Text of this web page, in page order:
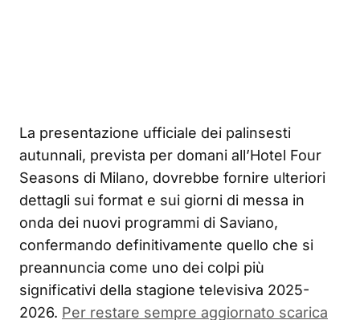
La presentazione ufficiale dei palinsesti
autunnali, prevista per domani all’Hotel Four
Seasons di Milano, dovrebbe fornire ulteriori
dettagli sui format e sui giorni di messa in
onda dei nuovi programmi di Saviano,
confermando definitivamente quello che si
preannuncia come uno dei colpi più
significativi della stagione televisiva 2025-
2026. Per restare sempre aggiornato scarica